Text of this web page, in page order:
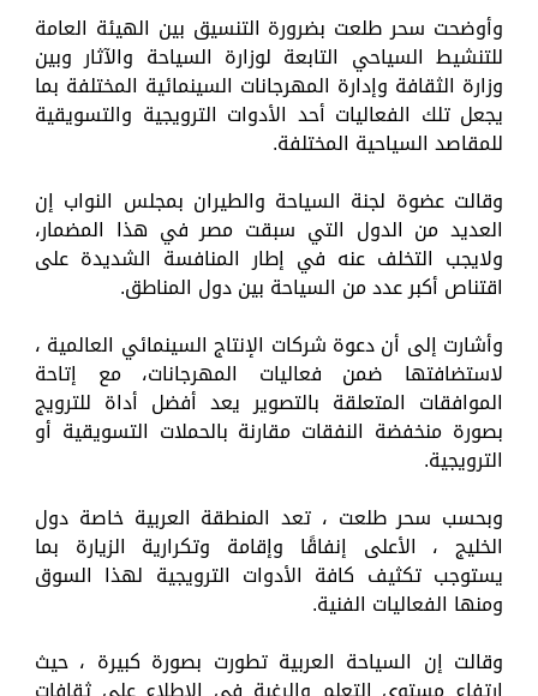
وأوضحت سحر طلعت بضرورة التنسيق بين الهيئة العامة
للتنشيط السياحي التابعة لوزارة السياحة والآثار وبين
وزارة الثقافة وإدارة المهرجانات السينمائية المختلفة بما
يجعل تلك الفعاليات أحد الأدوات الترويجية والتسويقية
للمقاصد السياحية المختلفة.
وقالت عضوة لجنة السياحة والطيران بمجلس النواب إن
العديد من الدول التي سبقت مصر في هذا المضمار،
ولايجب التخلف عنه في إطار المنافسة الشديدة على
اقتناص أكبر عدد من السياحة بين دول المناطق.
وأشارت إلى أن دعوة شركات الإنتاج السينمائي العالمية ،
لاستضافتها ضمن فعاليات المهرجانات، مع إتاحة
الموافقات المتعلقة بالتصوير يعد أفضل أداة للترويج
بصورة منخفضة النفقات مقارنة بالحملات التسويقية أو
الترويجية.
وبحسب سحر طلعت ، تعد المنطقة العربية خاصة دول
الخليج ، الأعلى إنفاقًا وإقامة وتكرارية الزيارة بما
يستوجب تكثيف كافة الأدوات الترويجية لهذا السوق
ومنها الفعاليات الفنية.
وقالت إن السياحة العربية تطورت بصورة كبيرة ، حيث